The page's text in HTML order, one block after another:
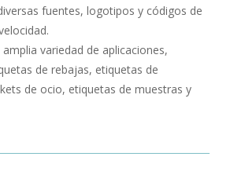
fuentes, logotipos y códigos de
variedad de aplicaciones,
de rebajas, etiquetas de
de ocio, etiquetas de muestras y